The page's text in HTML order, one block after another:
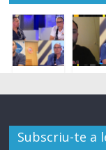
Subscriu-te a